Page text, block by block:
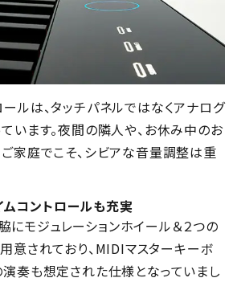
ルは、タッチパネルではなくアナログ
います。夜間の隣人や、お休み中のお
家庭でこそ、シビアな音量調整は重
コントロールも充実
にモジュレーションホイール＆２つの
意されており、MIDIマスターキーボ
奏も想定された仕様となっていまし